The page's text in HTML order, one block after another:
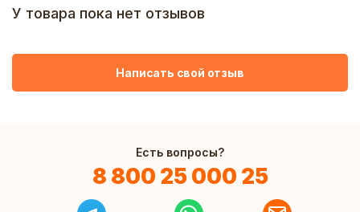
У товара пока нет отзывов
Написать свой отзыв
Есть вопросы?
8 800 25 000 25